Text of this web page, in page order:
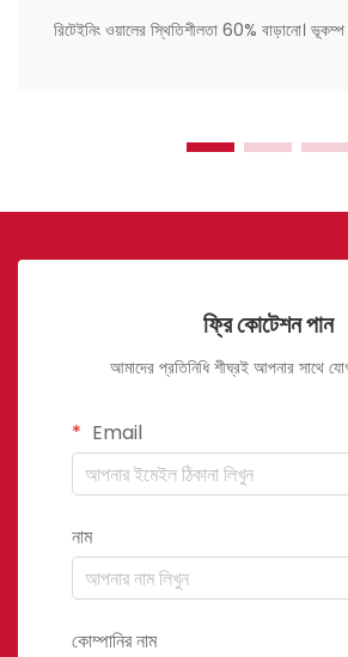
রিটেইনিং ওয়ালের স্থিতিশীলতা 60% বাড়ানো। ভূকম্প
ফ্রি কোটেশন পান
আমাদের প্রতিনিধি শীঘ্রই আপনার সাথে
Email
নাম
কোম্পানির নাম